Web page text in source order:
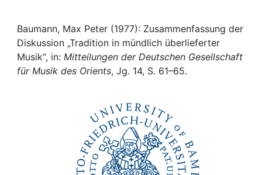
Awards
My FIS
Baumann, Max Peter (1977): Zusammenfassung der
Diskussion „Tradition in mündlich überlieferter
Musik“, in: Mitteilungen der Deutschen Gesellschaft
für Musik des Orients, Jg. 14, S. 61–65.